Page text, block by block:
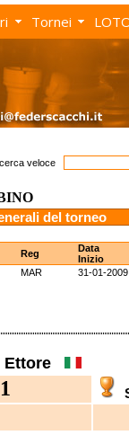
Tornei
veloce
del torneo
Reg
Data
Inizio
MAR 31-01-2009
Ettore
1